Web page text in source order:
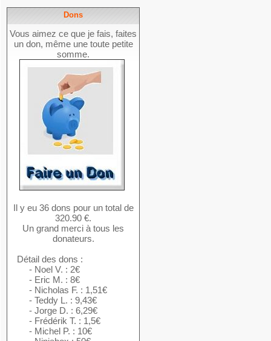
Dons
Vous aimez ce que je fais, faites
un don, même une toute petite
somme.
Il y eu 36 dons pour un total de
320.90 €.
Un grand merci à tous les
donateurs.
Détail des dons :
- Noel V. : 2€
- Eric M. : 8€
- Nicholas F. : 1,51€
- Teddy L. : 9,43€
- Jorge D. : 6,29€
- Frédérik T. : 1,5€
- Michel P. : 10€